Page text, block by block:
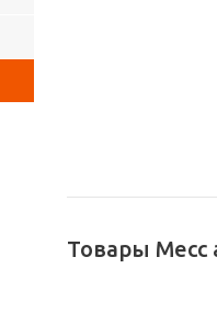
Товары